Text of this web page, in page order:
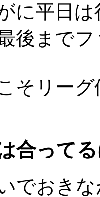
に平日
後まで
そリー
合って
でおき